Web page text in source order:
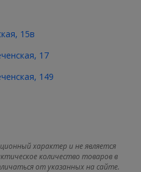
15в
17
149
характер и не является
количество товаров в
от указанных на сайте.